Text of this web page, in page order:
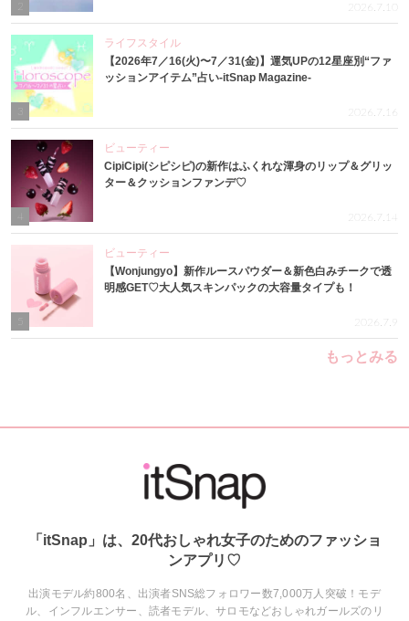
2 2026.7.10
3
ライフスタイル
【2026年7／16(火)〜7／31(金)】運気UPの12星座別“ファ
ッションアイテム”占い-itSnap Magazine-
2026.7.16
ビューティー
CipiCipi(シピシピ)の新作はふくれな渾身のリップ＆グリッ
ター＆クッションファンデ♡
2026.7.14
ビューティー
【Wonjungyo】新作ルースパウダー＆新色白みチークで透
明感GET♡大人気スキンパックの大容量タイプも！
2026.7.9
もっとみる
「itSnap」は、20代おしゃれ女子のためのファッショ
ンアプリ♡
出演モデル約800名、出演者SNS総フォロワー数7,000万人突破！モデ
ル、インフルエンサー、読者モデル、サロモなどおしゃれガールズのリ